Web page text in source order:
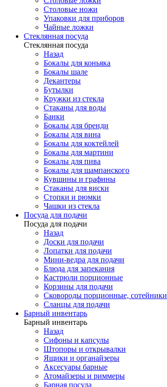
Столовые ножи
Упаковки для приборов
Чайные ложки
Стеклянная посуда
Стеклянная посуда
Назад
Бокалы для коньяка
Бокалы шале
Декантеры
Бутылки
Кружки из стекла
Стаканы для воды
Банки
Бокалы для бренди
Бокалы для вина
Бокалы для коктейлей
Бокалы для мартини
Бокалы для пива
Бокалы для шампанского
Кувшины и графины
Стаканы для виски
Стопки и рюмки
Чашки из стекла
Посуда для подачи
Посуда для подачи
Назад
Доски для подачи
Лопатки для подачи
Мини-ведра для подачи
Блюда для запекания
Кастрюли порционные
Корзины для подачи
Сковороды порционные, сотейники
Сланцы для подачи
Барный инвентарь
Барный инвентарь
Назад
Сифоны и капсулы
Штопоры и открывалки
Ящики и органайзеры
Аксесуары барные
Атомайзеры и риммеры
Барная посуда